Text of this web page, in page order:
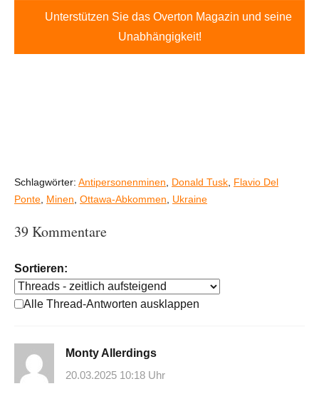
Unterstützen Sie das Overton Magazin und seine
Unabhängigkeit!
Schlagwörter: Antipersonenminen Donald Tusk Flavio Del
Ponte Minen Ottawa-Abkommen Ukraine
39 Kommentare
Sortieren:
Alle Thread-Antworten ausklappen
Monty Allerdings
20.03.2025 10:18 Uhr